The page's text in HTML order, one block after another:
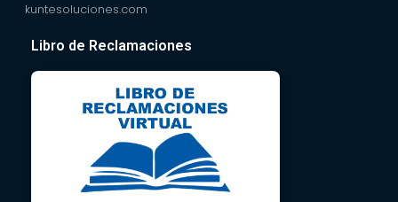
kuntesoluciones.com
Libro de Reclamaciones